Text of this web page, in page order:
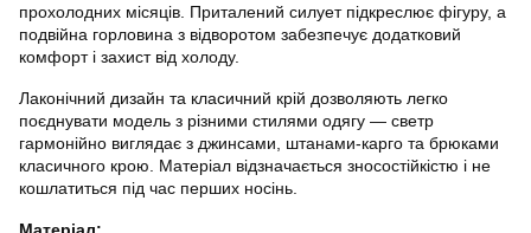
прохолодних місяців. Приталений силует підкреслює фігуру, а
подвійна горловина з відворотом забезпечує додатковий
комфорт і захист від холоду.
Лаконічний дизайн та класичний крій дозволяють легко
поєднувати модель з різними стилями одягу — светр
гармонійно виглядає з джинсами, штанами-карго та брюками
класичного крою. Матеріал відзначається зносостійкістю і не
кошлатиться під час перших носінь.
Матеріал: